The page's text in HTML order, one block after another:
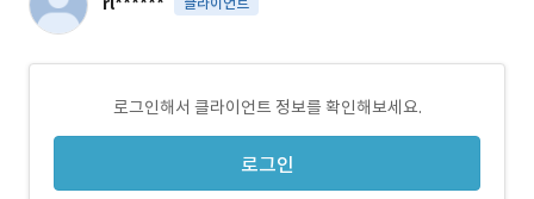
로그인해서 클라이언트 정보를 확인해보세요.
로그인